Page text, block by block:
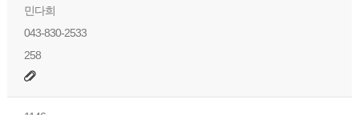
민다희
043-830-2533
258